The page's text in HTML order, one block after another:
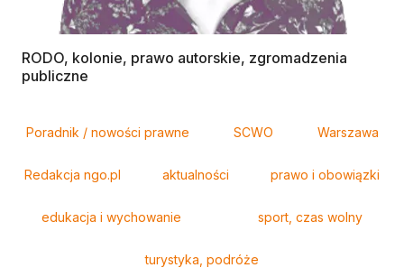
RODO, kolonie, prawo autorskie, zgromadzenia
publiczne
Poradnik / nowości prawne SCWO Warszawa
Redakcja ngo.pl aktualności prawo i obowiązki
edukacja i wychowanie sport, czas wolny
turystyka, podróże